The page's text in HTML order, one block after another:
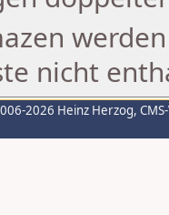
nicht
2026 Heinz Herzog,